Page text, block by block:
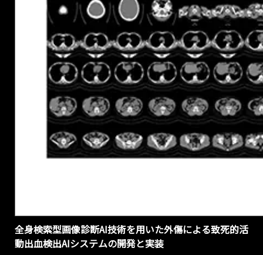
全身検索型画像診断AI技術を用いた外傷による致死的活
動出血検出AIシステムの開発と実装